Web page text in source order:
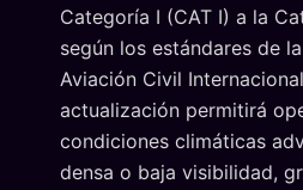
Categoría I (CAT I) a la
según los estándares de
Aviación Civil
actualización permitirá
condiciones climáticas
densa o baja visibilidad,